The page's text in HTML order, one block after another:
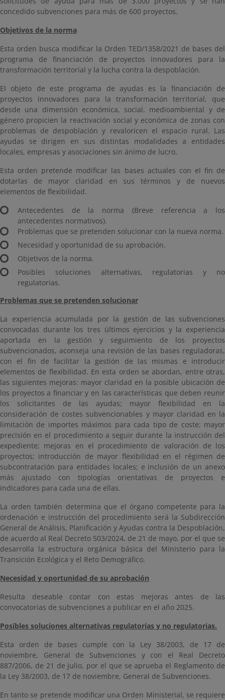
concedido subvenciones para más de 600 proyectos.
Objetivos de la norma
Esta orden busca modificar la Orden TED/1358/2021 de bases del
programa de financiación de proyectos innovadores para la
transformación territorial y la lucha contra la despoblación.
El objeto de este programa de ayudas es la financiación de
proyectos innovadores para la transformación territorial, que
desde una dimensión económica, social, medioambiental y de
género propicien la reactivación social y económica de zonas con
problemas de despoblación y revaloricen el espacio rural. Las
ayudas se dirigen en sus distintas modalidades a entidades
locales, empresas y asociaciones sin ánimo de lucro.
Esta orden pretende modificar las bases actuales con el fin de
dotarlas de mayor claridad en sus términos y de nuevos
elementos de flexibilidad.
Antecedentes de la norma (Breve referencia a los
antecedentes normativos).
Problemas que se pretenden solucionar con la nueva norma.
Necesidad y oportunidad de su aprobación.
Objetivos de la norma.
Posibles soluciones alternativas, regulatorias y no
regulatorias.
Problemas que se pretenden solucionar
La experiencia acumulada por la gestión de las subvenciones
convocadas durante los tres últimos ejercicios y la experiencia
aportada en la gestión y seguimiento de los proyectos
subvencionados, aconseja una revisión de las bases reguladoras,
con el fin de facilitar la gestión de las mismas e introducir
elementos de flexibilidad. En esta orden se abordan, entre otras,
las siguientes mejoras: mayor claridad en la posible ubicación de
los proyectos a financiar y en las características que deben reunir
los solicitantes de las ayudas; mayor flexibilidad en la
consideración de costes subvencionables y mayor claridad en la
limitación de importes máximos para cada tipo de coste; mayor
precisión en el procedimiento a seguir durante la instrucción del
expediente; mejoras en el procedimiento de valoración de los
proyectos; introducción de mayor flexibilidad en el régimen de
subcontratación para entidades locales; e inclusión de un anexo
más ajustado con tipologías orientativas de proyectos e
indicadores para cada una de ellas.
La orden también determina que el órgano competente para la
ordenación e instrucción del procedimiento será la Subdirección
General de Análisis, Planificación y Ayudas contra la Despoblación,
de acuerdo al Real Decreto 503/2024, de 21 de mayo, por el que se
desarrolla la estructura orgánica básica del Ministerio para la
Transición Ecológica y el Reto Demográfico.
Necesidad y oportunidad de su aprobación
Resulta deseable contar con estas mejoras antes de las
convocatorias de subvenciones a publicar en el año 2025.
Posibles soluciones alternativas regulatorias y no regulatorias.
Esta orden de bases cumple con la Ley 38/2003, de 17 de
noviembre, General de Subvenciones y con el Real Decreto
887/2006, de 21 de julio, por el que se aprueba el Reglamento de
la Ley 38/2003, de 17 de noviembre, General de Subvenciones.
En tanto se pretende modificar una Orden Ministerial, se requiere